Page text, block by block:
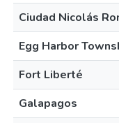
Ciudad Nicolás
Egg Harbor
Fort Liberté
Galapagos